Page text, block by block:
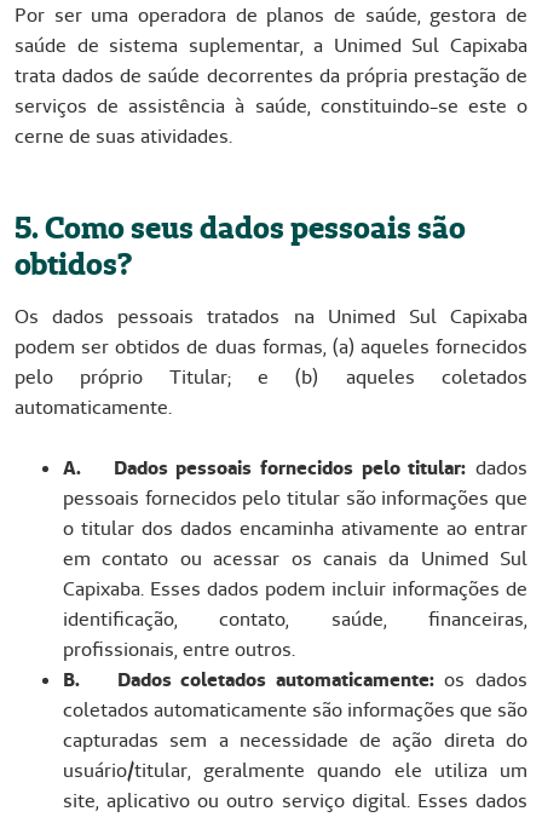
Por ser uma operadora de planos de saúde, gestora de
saúde de sistema suplementar, a Unimed Sul Capixaba
trata dados de saúde decorrentes da própria prestação de
serviços de assistência à saúde, constituindo-se este o
cerne de suas atividades.
5. Como seus dados pessoais são
obtidos?
Os dados pessoais tratados na Unimed Sul Capixaba
podem ser obtidos de duas formas, (a) aqueles fornecidos
pelo próprio Titular; e (b) aqueles coletados
automaticamente.
A. Dados pessoais fornecidos pelo titular: dados
pessoais fornecidos pelo titular são informações que
o titular dos dados encaminha ativamente ao entrar
em contato ou acessar os canais da Unimed Sul
Capixaba. Esses dados podem incluir informações de
identificação, contato, saúde, financeiras,
profissionais, entre outros.
B. Dados coletados automaticamente:os dados
coletados automaticamente são informações que são
capturadas sem a necessidade de ação direta do
usuário/titular, geralmente quando ele utiliza um
site, aplicativo ou outro serviço digital. Esses dados